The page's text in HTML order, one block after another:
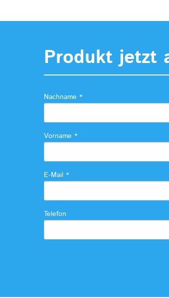
Produkt jetzt
Nachname *
Vorname *
E-Mail *
Telefon